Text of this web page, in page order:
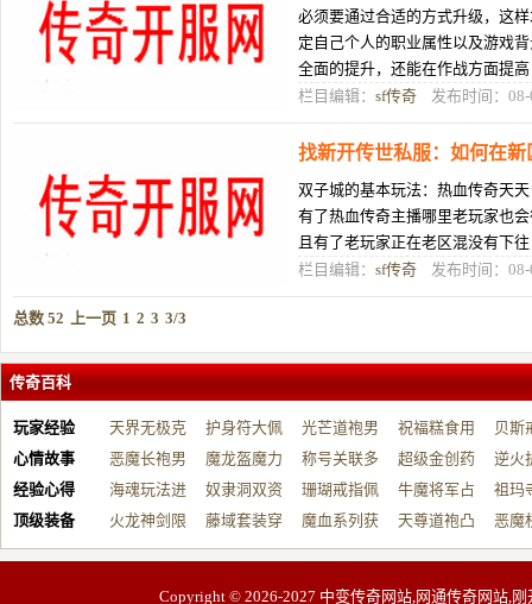
必须要通过合适的方式升级，这
定自己个人的职业属性以及游戏
全面的提升，还能在作战方面提
得到全面提升之后，防御技能水平
栏目编辑： sf传奇 发布时间：08-
找新开传世私服：如何在
双子城的基本玩法：热血传奇天
有了热血传奇主播哪里老玩家也
且有了老玩家正在老区混没有下
很年夜，每一个玩家皆正在新区疾
栏目编辑： sf传奇 发布时间：08-
总数 52 上一页 1 2 3 3/3
传奇百科
玩家经验
天界无极克
制…
护身符大佩
戴…
光芒道袍男
战…
祝福糕食用
帮…
贝斯
开…
心情故事
恶魔长袍男
适…
魔龙盔魔力
增…
称号关联多
元…
超级金创药
带…
逆火
祝…
经验心得
海魂玩法进
阶…
奴隶洞双资
源…
珊瑚戒指佩
戴…
牛魔将军占
占…
祖玛
动…
顶级装备
火龙神剑限
制…
藤域套装穿
戴…
魔血系列获
取…
天尊道袍凸
显…
恶魔
有…
Copyright © 2026-2027 中变传奇网站,网通传奇网站,